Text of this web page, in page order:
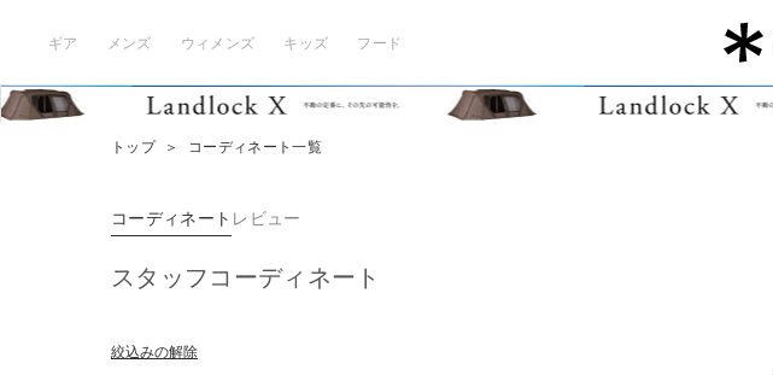
ギア メンズ ウィメンズ キッズ フード
トップ ＞ コーディネート一覧
コーディネート レビュー
スタッフコーディネート
絞込みの解除